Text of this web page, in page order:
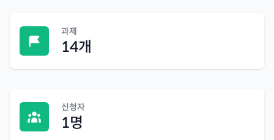
과제
14개
신청자
1명